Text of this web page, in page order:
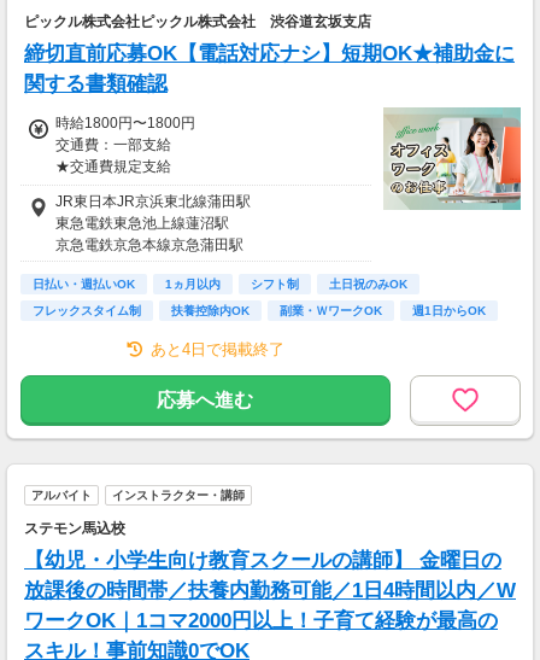
急な出費でお財布がピンチ！！
即払い・週払い制度があるので安心♪
【交通費備考】
※規定あり
ピックル株式会社ピックル株式会社 渋谷道玄坂支店
締切直前応募OK【電話対応ナシ】短期OK★補助金に
関する書類確認
時給1800円〜1800円
交通費：一部支給
★交通費規定支給
＼ 日収例♪ ／
￣￣￣￣￣￣￣￣
▼1日8hのフルタイムの場合
時給1800円×1日8h
＝日収1万4400円
＼ 月収例♪ ／
￣￣￣￣￣￣￣￣
日収1万4400円×月22日
＝月収31万6800円
※上記目安金額となります。
◎
「スキマ時間でサクッと稼ぎたい」
「レギュラー勤務で安定収入を得たい」
という方も大歓迎です！！
JR東日本JR京浜東北線蒲田駅
東急電鉄東急池上線蓮沼駅
京急電鉄京急本線京急蒲田駅
日払い・週払いOK 1ヵ月以内 シフト制
土日祝のみOK
フレックスタイム制
扶養控除内OK 副業・ＷワークOK
週1日からOK
あと4日で掲載終了
応募へ進む
アルバイト インストラクター・講師
ステモン馬込校
【幼児・小学生向け教育スクールの講師】 金曜日の
放課後の時間帯／扶養内勤務可能／1日4時間以内／W
ワークOK｜1コマ2000円以上！子育て経験が最高の
スキル！事前知識0でOK